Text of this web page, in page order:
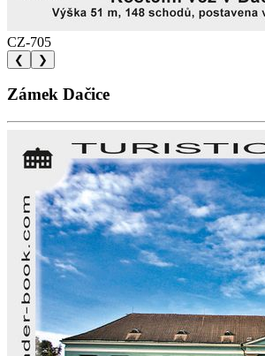
CZ-705
❮ ❯
Zámek Dačice